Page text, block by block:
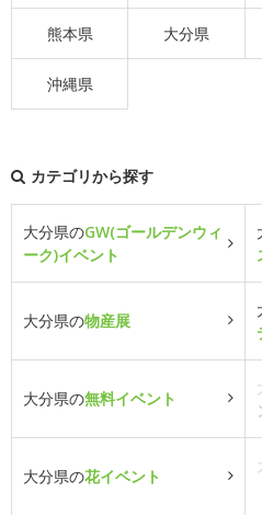
熊本県 大分県
沖縄県
カテゴリから探す
大分県のGW(ゴールデンウィ
ーク)イベント
大分県の物産展
大分県の無料イベント
大分県の花イベント